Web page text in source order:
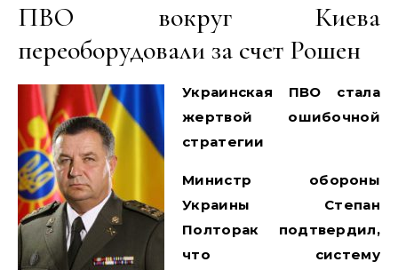
ПВО вокруг Киева
переоборудовали за счет Рошен
Украинская ПВО стала
жертвой ошибочной
стратегии
Министр обороны
Украины Степан
Полторак подтвердил,
что систему